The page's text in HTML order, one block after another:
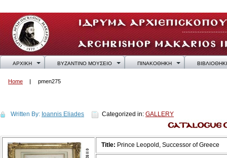
ΑΡΧΙΚΗ ΒΥΖΑΝΤΙΝΟ ΜΟΥΣΕΙΟ ΠΙΝΑΚΟΘΗΚΗ
Home pmen275
Written By: Ioannis Eliades Categorized in: GALLERY
Title: Prince Leopold, Successor of Greece